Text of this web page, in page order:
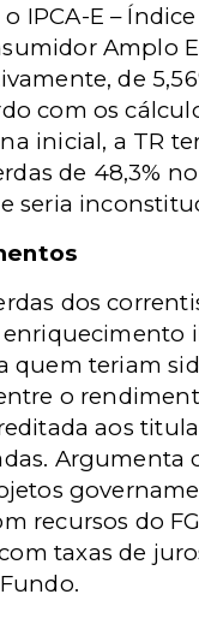
IPCA-E –
Amplo
de
com os
inicial, a TR
de 48,3%
seria
dos
enriquecimento
quem teriam
o
aos
Argumenta
recursos do
taxas de